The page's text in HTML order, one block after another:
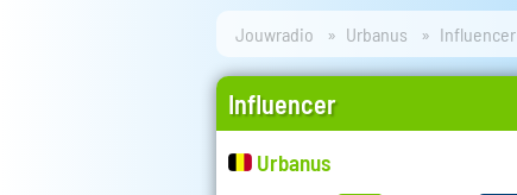
Jouwradio Urbanus Influencer
Influencer
Urbanus